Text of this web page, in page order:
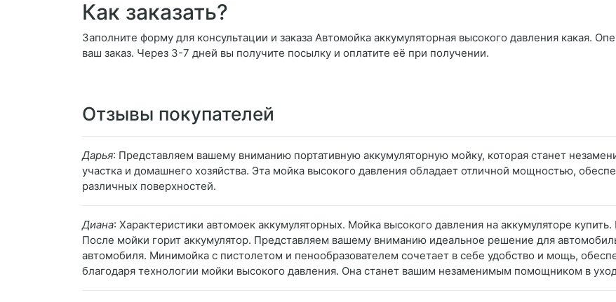
Как заказать?
Заполните форму для консультации и заказа Автомойка аккумуляторная высокого давления какая.
ваш заказ. Через 3-7 дней вы получите посылку и оплатите её при получении.
Отзывы покупателей
Дарья: Представляем вашему вниманию портативную аккумуляторную мойку, которая станет
участка и домашнего хозяйства. Эта мойка высокого давления обладает отличной мощностью,
различных поверхностей.
Диана: Характеристики автомоек аккумуляторных. Мойка высокого давления на аккумуляторе
После мойки горит аккумулятор. Представляем вашему вниманию идеальное решение для
автомобиля. Минимойка с пистолетом и пенообразователем сочетает в себе удобство и мощь,
благодаря технологии мойки высокого давления. Она станет вашим незаменимым помощником в